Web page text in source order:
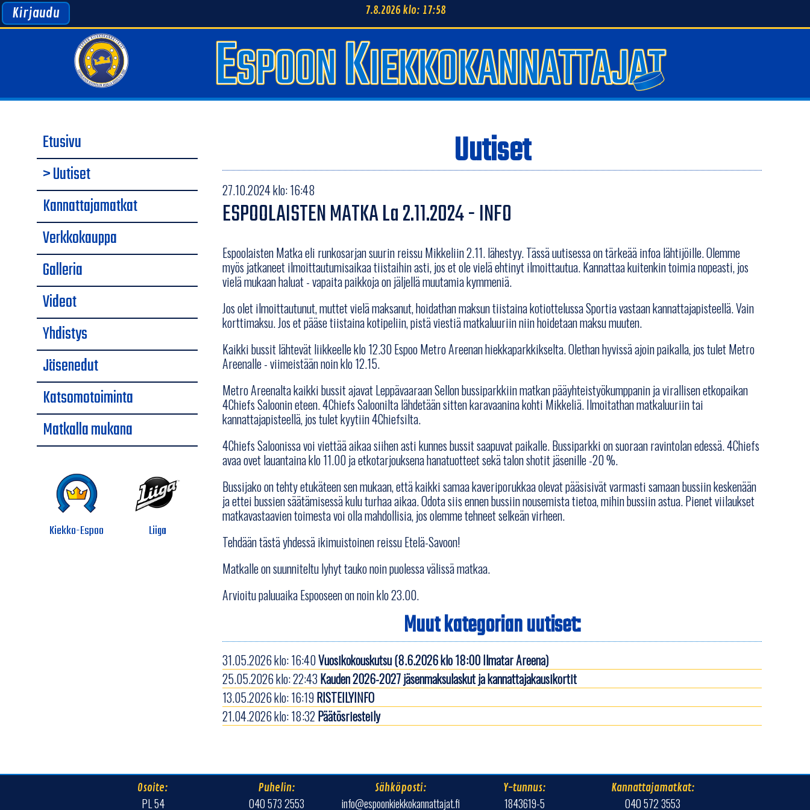
7.8.2026 klo: 17:58
Kirjaudu
Etusivu
> Uutiset
Kannattajamatkat
Verkkokauppa
Galleria
Videot
Yhdistys
Jäsenedut
Katsomotoiminta
Matkalla mukana
Kiekko-Espoo Liiga
Uutiset
27.10.2024 klo: 16:48
ESPOOLAISTEN MATKA La 2.11.2024 - INFO
Espoolaisten Matka eli runkosarjan suurin reissu Mikkeliin 2.11. lähestyy. Tässä uutisessa on tärkeää infoa lähtijöille. Olemme
myös jatkaneet ilmoittautumisaikaa tiistaihin asti, jos et ole vielä ehtinyt ilmoittautua. Kannattaa kuitenkin toimia nopeasti, jos
vielä mukaan haluat - vapaita paikkoja on jäljellä muutamia kymmeniä.
Jos olet ilmoittautunut, muttet vielä maksanut, hoidathan maksun tiistaina kotiottelussa Sportia vastaan kannattajapisteellä. Vain
korttimaksu. Jos et pääse tiistaina kotipeliin, pistä viestiä matkaluuriin niin hoidetaan maksu muuten.
Kaikki bussit lähtevät liikkeelle klo 12.30 Espoo Metro Areenan hiekkaparkkikselta. Olethan hyvissä ajoin paikalla, jos tulet Metro
Areenalle - viimeistään noin klo 12.15.
Metro Areenalta kaikki bussit ajavat Leppävaaraan Sellon bussiparkkiin matkan pääyhteistyökumppanin ja virallisen etkopaikan
4Chiefs Saloonin eteen. 4Chiefs Saloonilta lähdetään sitten karavaanina kohti Mikkeliä. Ilmoitathan matkaluuriin tai
kannattajapisteellä, jos tulet kyytiin 4Chiefsilta.
4Chiefs Saloonissa voi viettää aikaa siihen asti kunnes bussit saapuvat paikalle. Bussiparkki on suoraan ravintolan edessä. 4Chiefs
avaa ovet lauantaina klo 11.00 ja etkotarjouksena hanatuotteet sekä talon shotit jäsenille -20 %.
Bussijako on tehty etukäteen sen mukaan, että kaikki samaa kaveriporukkaa olevat pääsisivät varmasti samaan bussiin keskenään
ja ettei bussien säätämisessä kulu turhaa aikaa. Odota siis ennen bussiin nousemista tietoa, mihin bussiin astua. Pienet viilaukset
matkavastaavien toimesta voi olla mahdollisia, jos olemme tehneet selkeän virheen.
Tehdään tästä yhdessä ikimuistoinen reissu Etelä-Savoon!
Matkalle on suunniteltu lyhyt tauko noin puolessa välissä matkaa.
Arvioitu paluuaika Espooseen on noin klo 23.00.
Muut kategorian uutiset:
31.05.2026 klo: 16:40Vuosikokouskutsu (8.6.2026 klo 18:00 Ilmatar Areena)
25.05.2026 klo: 22:43Kauden 2026-2027 jäsenmaksulaskut ja kannattajakausikortit
13.05.2026 klo: 16:19RISTEILYINFO
21.04.2026 klo: 18:32Päätösriesteily
Osoite:
PL 54
Puhelin:
040 573 2553
Sähköposti:
info@espoonkiekkokannattajat.fi
Y-tunnus:
1843619-5
Kannattajamatkat:
040 572 3553